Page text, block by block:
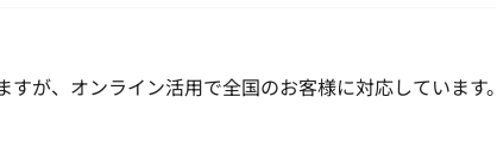
が、オンライン活用で全国のお客様に対応しています。